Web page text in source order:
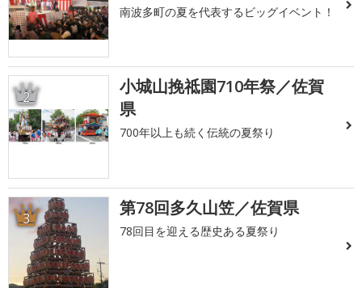
南波多町の夏を代表するビッグイベント！
2
小城山挽祗園710年祭／佐賀
県
700年以上も続く伝統の夏祭り
3 第78回多久山笠／佐賀県
78回目を迎える歴史ある夏祭り